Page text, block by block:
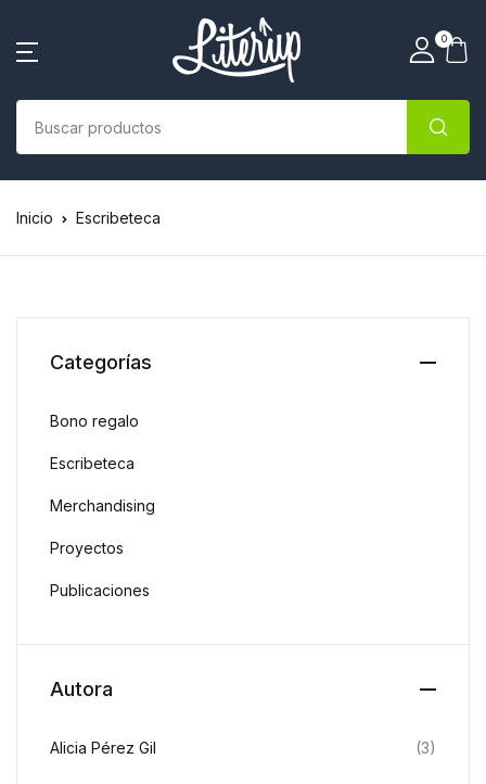
0
Inicio Escribeteca
Categorías
Bono regalo
Escribeteca
Merchandising
Proyectos
Publicaciones
Autora
Alicia Pérez Gil (3)